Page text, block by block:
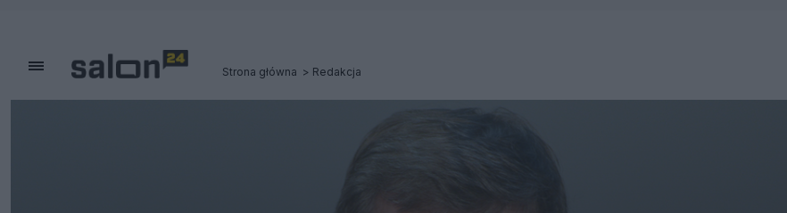
Strona główna Redakcja